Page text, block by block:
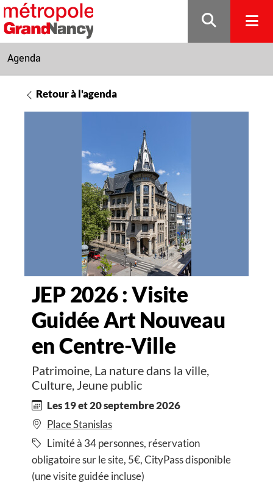
Gestion de vos préférences sur les cookies
Agenda
Retour à l'agenda
JEP 2026 : Visite
Guidée Art Nouveau
en Centre-Ville
Patrimoine, La nature dans la ville,
Culture, Jeune public
Les 19 et 20 septembre 2026
Place Stanislas
Limité à 34 personnes, réservation
obligatoire sur le site, 5€, CityPass disponible
(une visite guidée incluse)